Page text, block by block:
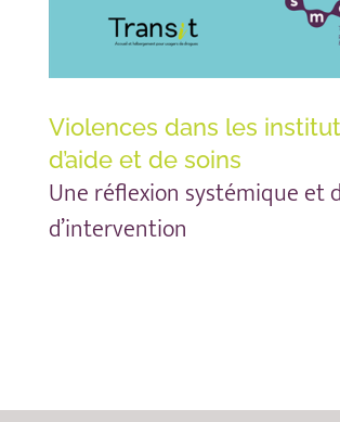
Violences dans les
d’aide et de soins
Une réflexion systémique et
d’intervention